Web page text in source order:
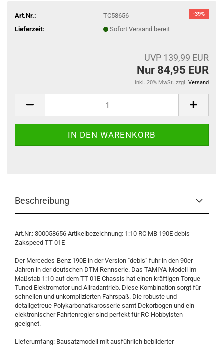
-39%
Art.Nr.:
TC58656
Lieferzeit:
Sofort Versand bereit
UVP 139,99 EUR
Nur 84,95 EUR
inkl. 20% MwSt. zzgl. Versand
Beschreibung
Art.Nr.: 300058656 Artikelbezeichnung: 1:10 RC MB 190E debis
Zakspeed TT-01E
Der Mercedes-Benz 190E in der Version "debis" fuhr in den 90er
Jahren in der deutschen DTM Rennserie. Das TAMIYA-Modell im
Maßstab 1:10 auf dem TT-01E Chassis hat einen kräftigen Torque-
Tuned Elektromotor und Allradantrieb. Diese Kombination sorgt für
schnellen und unkomplizierten Fahrspaß. Die robuste und
detailgetreue Polykarbonatkarosserie samt Dekorbogen und ein
elektronischer Fahrtenregler sind perfekt für RC-Hobbyisten
geeignet.
Lieferumfang: Bausatzmodell mit ausführlich bebilderter